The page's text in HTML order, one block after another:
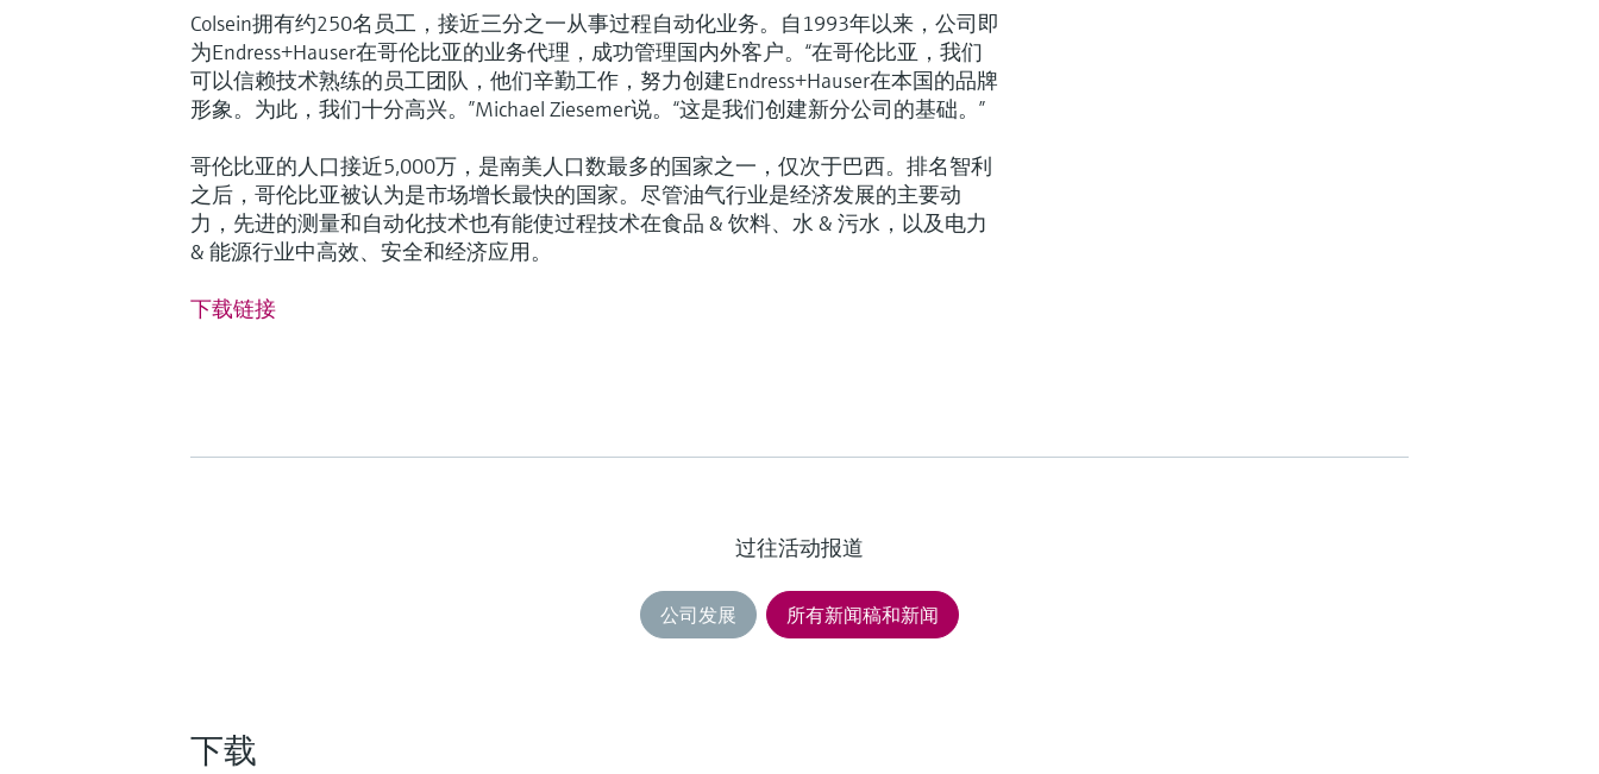
Colsein拥有约250名员工，接近三分之一从事过程自动化业务。自1993年以来，公司即
为Endress+Hauser在哥伦比亚的业务代理，成功管理国内外客户。“在哥伦比亚，我们
可以信赖技术熟练的员工团队，他们辛勤工作，努力创建Endress+Hauser在本国的品牌
形象。为此，我们十分高兴。”Michael Ziesemer说。“这是我们创建新分公司的基础。”
哥伦比亚的人口接近5,000万，是南美人口数最多的国家之一，仅次于巴西。排名智利
之后，哥伦比亚被认为是市场增长最快的国家。尽管油气行业是经济发展的主要动
力，先进的测量和自动化技术也有能使过程技术在食品 & 饮料、水 & 污水，以及电力
& 能源行业中高效、安全和经济应用。
下载链接
过往活动报道
公司发展 所有新闻稿和新闻
下载